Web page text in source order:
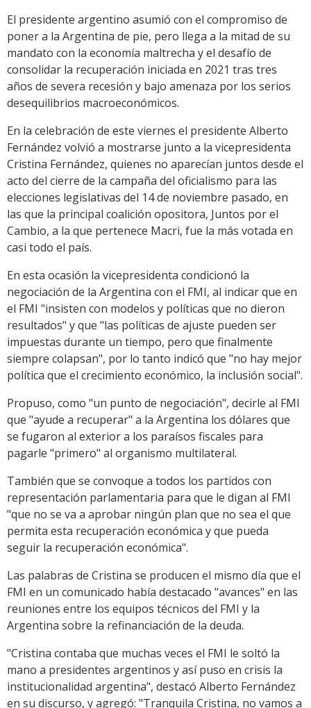
El presidente argentino asumió con el compromiso de
poner a la Argentina de pie, pero llega a la mitad de su
mandato con la economía maltrecha y el desafío de
consolidar la recuperación iniciada en 2021 tras tres
años de severa recesión y bajo amenaza por los serios
desequilibrios macroeconómicos.
En la celebración de este viernes el presidente Alberto
Fernández volvió a mostrarse junto a la vicepresidenta
Cristina Fernández, quienes no aparecían juntos desde el
acto del cierre de la campaña del oficialismo para las
elecciones legislativas del 14 de noviembre pasado, en
las que la principal coalición opositora, Juntos por el
Cambio, a la que pertenece Macri, fue la más votada en
casi todo el país.
En esta ocasión la vicepresidenta condicionó la
negociación de la Argentina con el FMI, al indicar que en
el FMI "insisten con modelos y políticas que no dieron
resultados" y que "las políticas de ajuste pueden ser
impuestas durante un tiempo, pero que finalmente
siempre colapsan", por lo tanto indicó que "no hay mejor
política que el crecimiento económico, la inclusión social".
Propuso, como "un punto de negociación", decirle al FMI
que "ayude a recuperar" a la Argentina los dólares que
se fugaron al exterior a los paraísos fiscales para
pagarle "primero" al organismo multilateral.
También que se convoque a todos los partidos con
representación parlamentaria para que le digan al FMI
"que no se va a aprobar ningún plan que no sea el que
permita esta recuperación económica y que pueda
seguir la recuperación económica".
Las palabras de Cristina se producen el mismo día que el
FMI en un comunicado había destacado "avances" en las
reuniones entre los equipos técnicos del FMI y la
Argentina sobre la refinanciación de la deuda.
"Cristina contaba que muchas veces el FMI le soltó la
mano a presidentes argentinos y así puso en crisis la
institucionalidad argentina", destacó Alberto Fernández
en su discurso, y agregó: "Tranquila Cristina, no vamos a